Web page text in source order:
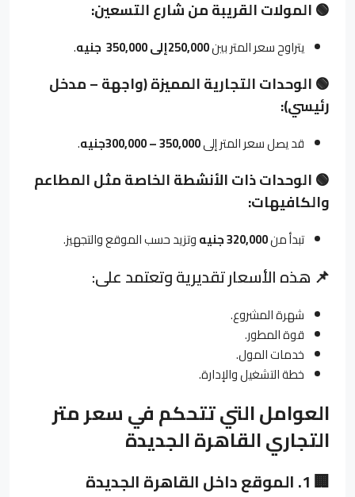
🟢المولات القريبة من شارع التسعين:
يتراوح سعر المتر بين250,000إلى350,000 جنيه.
🟢الوحدات التجارية المميزة (واجهة – مدخل
رئيسي):
قد يصل سعر المتر إلى350,000 – 300,000 جنيه.
🟢الوحدات ذات الأنشطة الخاصة مثل المطاعم
والكافيهات:
تبدأ من320,000جنيهوتزيد حسب الموقع والتجهيز.
📌 هذه الأسعار تقديرية وتعتمد على:
شهرة المشروع.
قوة المطور.
خدمات المول.
خطة التشغيل والإدارة.
العوامل التي تتحكم في سعر متر
التجاري القاهرة الجديدة
🏢 الموقع داخل القاهرة الجديدة